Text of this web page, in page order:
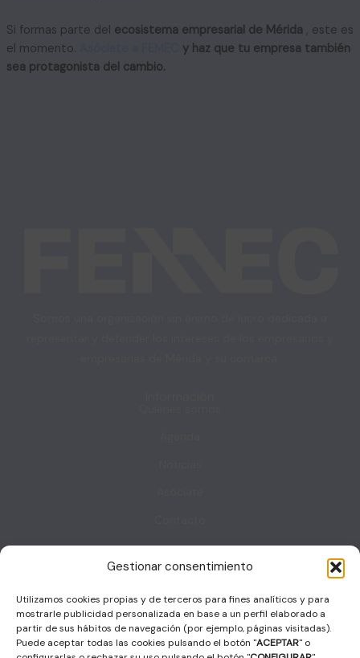
Gestionar consentimiento
Utilizamos cookies propias y de terceros para fines analíticos y para
mostrarle publicidad personalizada en base a un perfil elaborado a
partir de sus hábitos de navegación (por ejemplo, páginas visitadas).
Puede aceptar todas las cookies pulsando el botón "ACEPTAR" o
Si formas parte del ecosistema empresarial de Mérida , este es
el momento.
y haz que tu empresa también
sea protagonista del cambio.
Contacto
coordinacion@femec.es
F
a
c
e
b
X
-
t
w
i
I
n
s
t
a
L
i
n
k
e